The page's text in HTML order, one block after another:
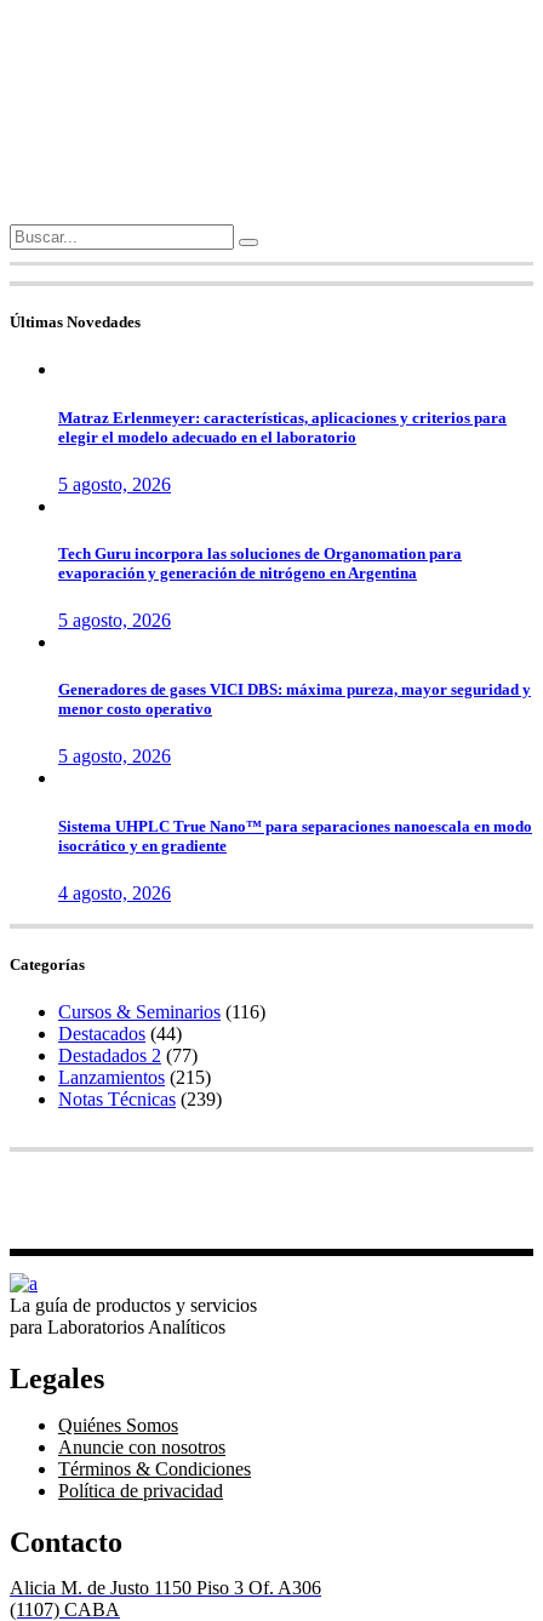
Search
for:
Últimas Novedades
Matraz Erlenmeyer: características, aplicaciones y criterios para
elegir el modelo adecuado en el laboratorio
5 agosto, 2026
Tech Guru incorpora las soluciones de Organomation para
evaporación y generación de nitrógeno en Argentina
5 agosto, 2026
Generadores de gases VICI DBS: máxima pureza, mayor seguridad y
menor costo operativo
5 agosto, 2026
Sistema UHPLC True Nano™ para separaciones nanoescala en modo
isocrático y en gradiente
4 agosto, 2026
Categorías
Cursos & Seminarios (116)
Destacados (44)
Destadados 2 (77)
Lanzamientos (215)
Notas Técnicas (239)
La guía de productos y servicios
para Laboratorios Analíticos
Legales
Quiénes Somos
Anuncie con nosotros
Términos & Condiciones
Política de privacidad
Contacto
Alicia M. de Justo 1150 Piso 3 Of. A306
(1107) CABA